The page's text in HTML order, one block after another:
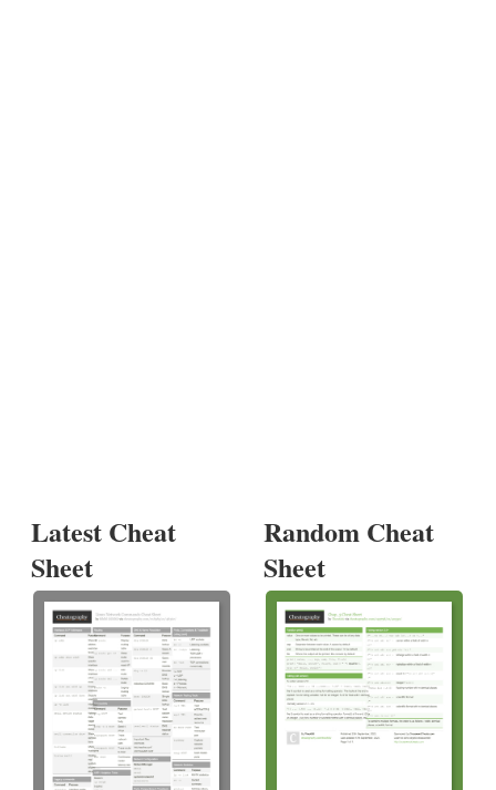
Latest Cheat
Sheet
Random Cheat
Sheet